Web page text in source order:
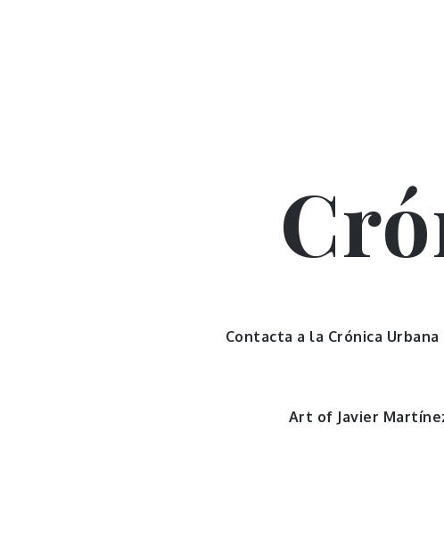
Contacta a la Crónica Urbana
Art of Javier